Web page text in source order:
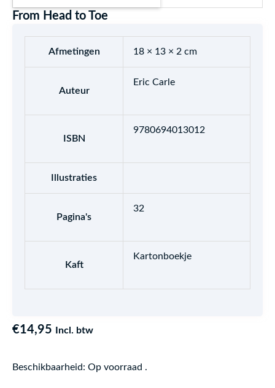
From Head to Toe
Afmetingen 18 × 13 × 2 cm
Auteur
Eric Carle
ISBN
9780694013012
Illustraties
Pagina's
32
Kaft
Kartonboekje
€14,95 Incl. btw
Beschikbaarheid: Op voorraad .